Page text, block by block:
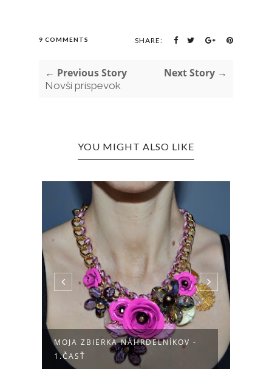
9 COMMENTS SHARE:
← Previous Story
Novší príspevok
Next Story →
YOU MIGHT ALSO LIKE
MOJA ZBIERKA NÁHRDELNÍKOV -
1.ČASŤ